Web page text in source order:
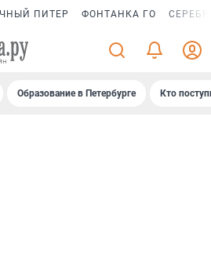
ПИТЕР ФОНТАНКА ГО
Образование в Петербурге Кто